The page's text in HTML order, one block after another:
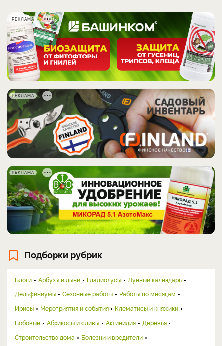
РЕКЛАМА
РЕКЛАМА
РЕКЛАМА
Подборки рубрик
Блоги Арбузы и дыни Гладиолусы
Лунный календарь
Дельфиниумы
Сезонные работы
Работы по месяцам
Ирисы
Мероприятия и события
Клематисы и княжики
Бобовые
Абрикосы и сливы Актинидия
Деревья
Строительство дома
Болезни и вредители